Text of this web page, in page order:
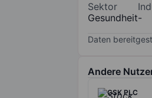
Sektor
Gesundheit-
Daten
Andere
GSK PLC